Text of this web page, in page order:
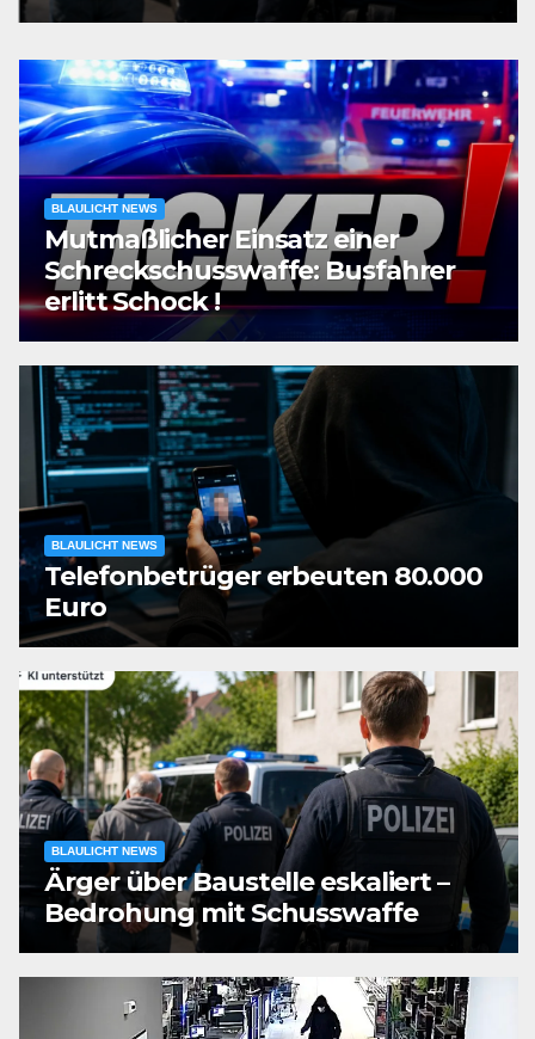
BLAULICHT NEWS
Mutmaßlicher Einsatz einer
Schreckschusswaffe: Busfahrer
erlitt Schock !
BLAULICHT NEWS
Telefonbetrüger erbeuten 80.000
Euro
BLAULICHT NEWS
Ärger über Baustelle eskaliert –
Bedrohung mit Schusswaffe